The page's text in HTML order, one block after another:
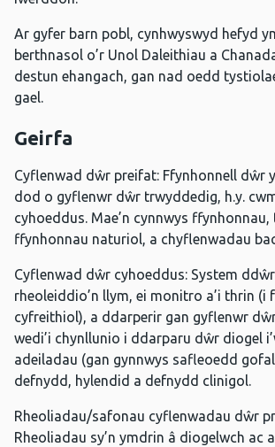
Ar gyfer barn pobl, cynhwyswyd hefyd
berthnasol o’r Unol Daleithiau a
destun ehangach, gan nad oedd
gael.
Geirfa
Cyflenwad dŵr preifat: Ffynhonnell dŵr
dod o gyflenwr dŵr trwyddedig, h.y.
cyhoeddus. Mae’n cynnwys
ffynhonnau naturiol, a chyflenwadau
Cyflenwad dŵr cyhoeddus: System
rheoleiddio’n llym, ei monitro a’i thrin
cyfreithiol), a ddarperir gan gyflenwr
wedi’i chynllunio i ddarparu dŵr diogel
adeiladau (gan gynnwys safleoedd
defnydd, hylendid a defnydd clinigol.
Rheoliadau/safonau cyflenwadau dŵr
Rheoliadau sy’n ymdrin â diogelwch ac